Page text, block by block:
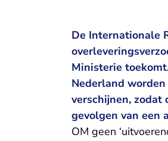
De Internationale
Ministerie
Nederland
verschijnen, zodat
gevolgen van een
OM geen